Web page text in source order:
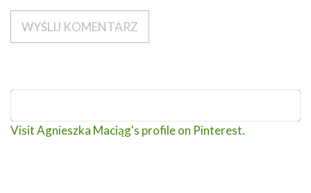
Visit Agnieszka Maciąg's profile on Pinterest.